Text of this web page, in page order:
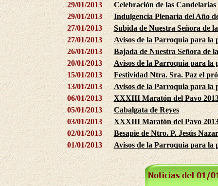
29/01/2013
Celebración de las
29/01/2013
Indulgencia Plenaria del Año
27/01/2013
Subida de Nuestra Señora de
27/01/2013
Avisos de la Parroquia para la
26/01/2013
Bajada de Nuestra Señora de
20/01/2013
Avisos de la Parroquia para la
15/01/2013
Festividad Ntra. Sra. Paz el
13/01/2013
Avisos de la Parroquia para la
06/01/2013
XXXIII Maratón del Pavo
05/01/2013
Cabalgata de Reyes
03/01/2013
XXXIII Maratón del Pavo
02/01/2013
Besapie de Ntro. P. Jesús
01/01/2013
Avisos de la Parroquia para la